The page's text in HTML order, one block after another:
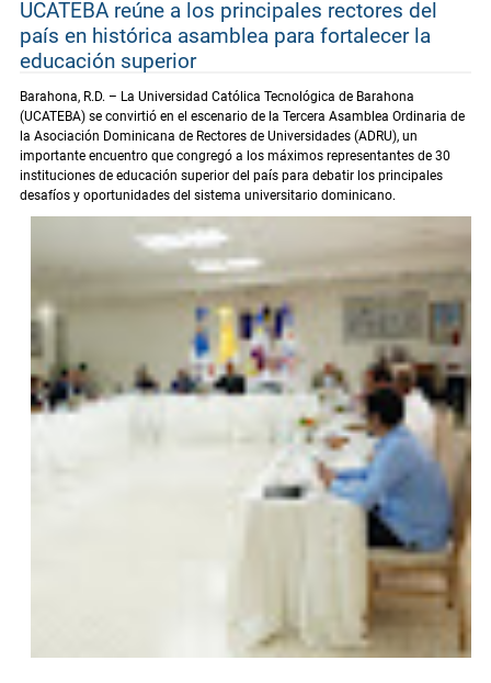
UCATEBA reúne a los principales rectores del
país en histórica asamblea para fortalecer la
educación superior
Barahona, R.D. – La Universidad Católica Tecnológica de Barahona
(UCATEBA) se convirtió en el escenario de la Tercera Asamblea Ordinaria de
la Asociación Dominicana de Rectores de Universidades (ADRU), un
importante encuentro que congregó a los máximos representantes de 30
instituciones de educación superior del país para debatir los principales
desafíos y oportunidades del sistema universitario dominicano.